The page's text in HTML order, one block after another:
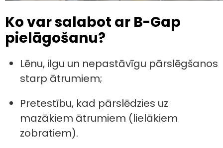
Ko var salabot ar B-Gap
pielāgošanu?
Lēnu, ilgu un nepastāvīgu pārslēgšanos
starp ātrumiem;
Pretestību, kad pārslēdzies uz
mazākiem ātrumiem (lielākiem
zobratiem).